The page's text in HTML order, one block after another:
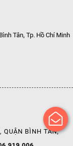
Tân, Tp. Hồ Chí Minh
QUẬN BÌNH TÂN,